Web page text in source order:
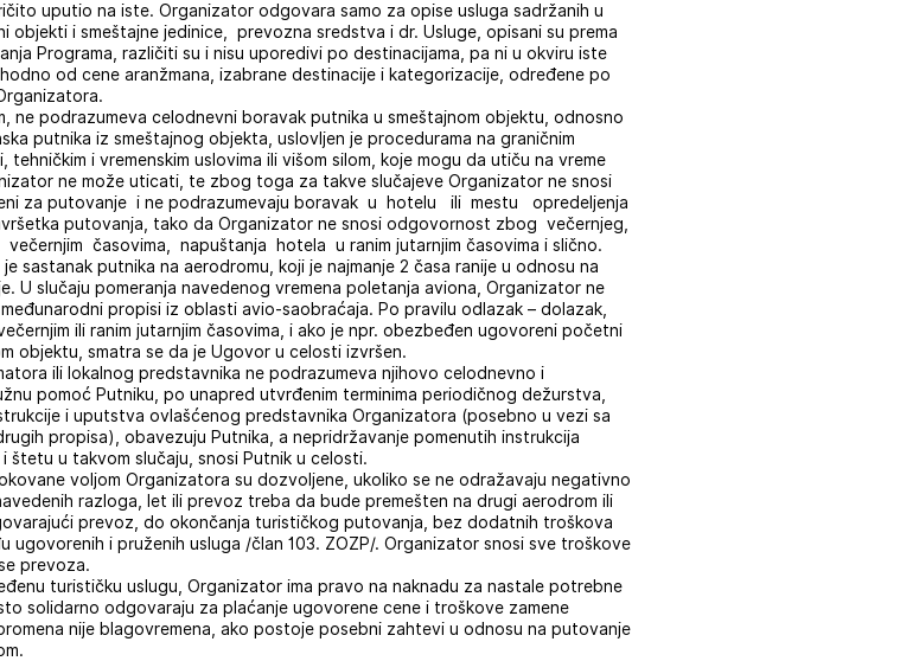
uputio na iste. Organizator odgovara samo za opise usluga sadržanih u
objekti i smeštajne jedinice, prevozna sredstva i dr. Usluge, opisani su prema
Programa, različiti su i nisu uporedivi po destinacijama, pa ni u okviru iste
od cene aranžmana, izabrane destinacije i kategorizacije, određene po
ne podrazumeva celodnevni boravak putnika u smeštajnom objektu, odnosno
putnika iz smeštajnog objekta, uslovljen je procedurama na graničnim
i vremenskim uslovima ili višom silom, koje mogu da utiču na vreme
ne može uticati, te zbog toga za takve slučajeve Organizator ne snosi
za putovanje i ne podrazumevaju boravak u hotelu ili mestu opredeljenja
putovanja, tako da Organizator ne snosi odgovornost zbog večernjeg,
časovima, napuštanja hotela u ranim jutarnjim časovima i slično.
sastanak putnika na aerodromu, koji je najmanje 2 časa ranije u odnosu na
U slučaju pomeranja navedenog vremena poletanja aviona, Organizator ne
propisi iz oblasti avio-saobraćaja. Po pravilu odlazak – dolazak,
ili ranim jutarnjim časovima, i ako je npr. obezbeđen ugovoreni početni
objektu, smatra se da je Ugovor u celosti izvršen.
ili lokalnog predstavnika ne podrazumeva njihovo celodnevno i
pomoć Putniku, po unapred utvrđenim terminima periodičnog dežurstva,
i uputstva ovlašćenog predstavnika Organizatora (posebno u vezi sa
propisa), obavezuju Putnika, a nepridržavanje pomenutih instrukcija
u takvom slučaju, snosi Putnik u celosti.
voljom Organizatora su dozvoljene, ukoliko se ne odražavaju negativno
razloga, let ili prevoz treba da bude premešten na drugi aerodrom ili
prevoz, do okončаnjа turističkog putovаnjа, bez dodаtnih troškovа
ugovorenih i pruženih uslugа /član 103. ZOZP/. Organizator snosi sve troškove
prevoza.
turističku uslugu, Organizator ima pravo na naknadu za nastale potrebne
solidarno odgovaraju za plaćanje ugovorene cene i troškove zamene
nije blagovremena, ako postoje posebni zahtevi u odnosu na putovanje